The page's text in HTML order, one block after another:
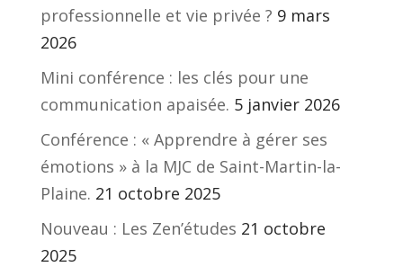
professionnelle et vie privée ? 9 mars
2026
Mini conférence : les clés pour une
communication apaisée. 5 janvier 2026
Conférence : « Apprendre à gérer ses
émotions » à la MJC de Saint-Martin-la-
Plaine. 21 octobre 2025
Nouveau : Les Zen’études 21 octobre
2025